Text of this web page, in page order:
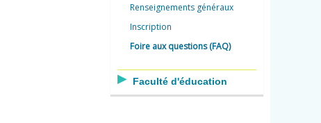
Renseignements généraux
Inscription
Foire aux questions (FAQ)
Faculté d'éducation